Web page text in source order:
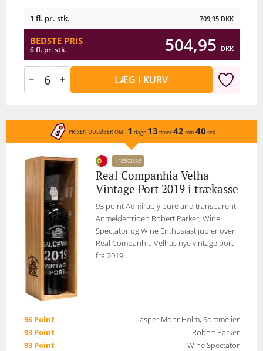
1 fl. pr. stk. 709,95 DKK
BEDSTE PRIS
6 fl. pr. stk. 504,95 DKK
LÆG I KURV
PRISEN UDLØBER OM: 1 dage 13 timer42 min 40 sek
Trækasse
Real Companhia Velha
Vintage Port 2019 i trækasse
93 point Admirably pure and transparent
Anmeldertrioen Robert Parker, Wine
Spectator og Wine Enthusiast jubler over
Real Companhia Velhas nye vintage port
fra 2019...
96 Point
Jasper Mohr Holm, Sommelier
93 Point
Robert Parker
93 Point
Wine Spectator